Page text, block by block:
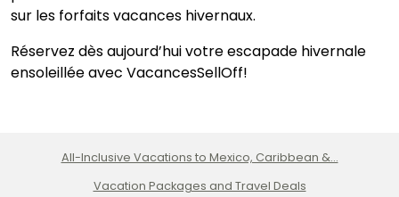
sur les forfaits vacances hivernaux.
Réservez dès aujourd’hui votre escapade hivernale
ensoleillée avec VacancesSellOff!
All-Inclusive Vacations to Mexico, Caribbean &...
Vacation Packages and Travel Deals